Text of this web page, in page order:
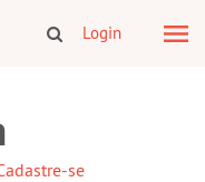
Login
se